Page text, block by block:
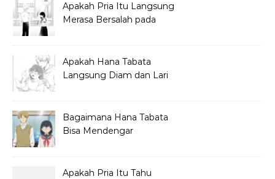
Apakah Pria Itu Langsung
Merasa Bersalah pada
Apakah Hana Tabata
Langsung Diam dan Lari
Bagaimana Hana Tabata
Bisa Mendengar
Apakah Pria Itu Tahu